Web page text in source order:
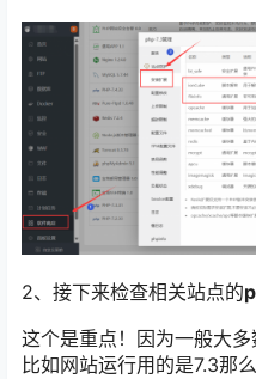
2、接下来检查相关站点的
这个是重点！因为一般大多
比如网站运行用的是7.3那